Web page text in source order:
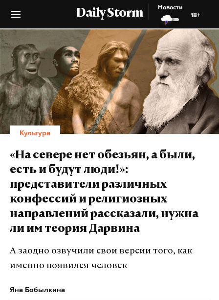
Daily Storm
Новости
18+
Культура
«На севере нет обезьян, а были,
есть и будут люди!»:
представители различных
конфессий и религиозных
направлений рассказали, нужна
ли им теория Дарвина
А заодно озвучили свои версии того, как
именно появился человек
Яна Бобылкина